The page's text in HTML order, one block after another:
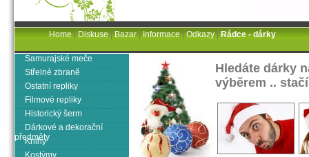
Hledáte dárky
výběrem ..
Samurajské meče
Střelné zbraně
Ostatní repliky
Filmové repliky
Historický šerm
Dárkové a dekorační
předměty
Knihy
Kostýmy
Home|Diskuse|Bazar|Informace|Odkazy|Rádce - dárky